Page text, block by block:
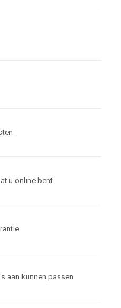
u online bent
aan kunnen passen